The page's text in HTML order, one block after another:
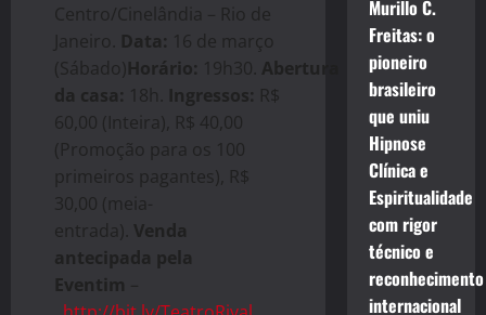
Centro/Cinelândia – Rio de
Janeiro. Data: 16 de março
(Sábado)Horário: 19h30. Abertura
da casa: 18h. Ingressos: R$
60,00 (Inteira), R$ 40,00
(Promoção para os 100
primeiros pagantes), R$
30,00 (meia-
entrada). Venda
antecipada pela
Eventim –
Murillo C.
Freitas: o
pioneiro
brasileiro
que uniu
Hipnose
Clínica e
Espiritualidade
com rigor
técnico e
reconhecimento
internacional